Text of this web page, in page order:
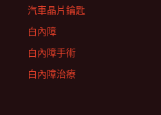
汽車晶片鑰匙
白內障
白內障手術
白內障治療